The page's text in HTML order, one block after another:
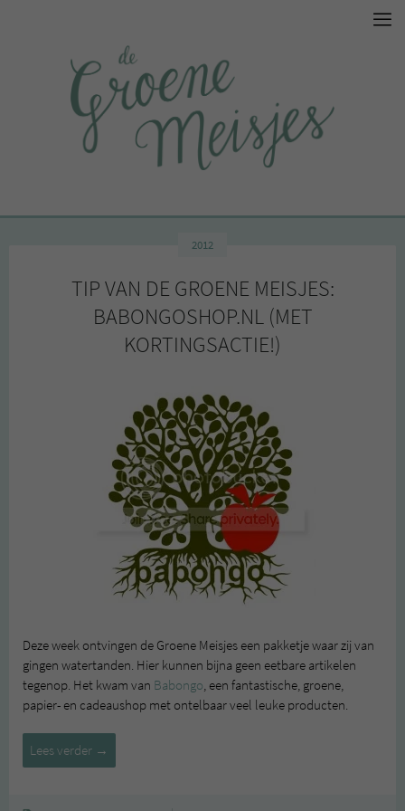
2012
TIP VAN DE GROENE MEISJES:
BABONGOSHOP.NL (MET
KORTINGSACTIE!)
Deze week ontvingen de Groene Meisjes een pakketje waar zij van
gingen watertanden. Hier kunnen bijna geen eetbare artikelen
tegenop. Het kwam van Babongo, een fantastische, groene,
papier- en cadeaushop met ontelbaar veel leuke producten.
Lees verder TIP
VAN
→